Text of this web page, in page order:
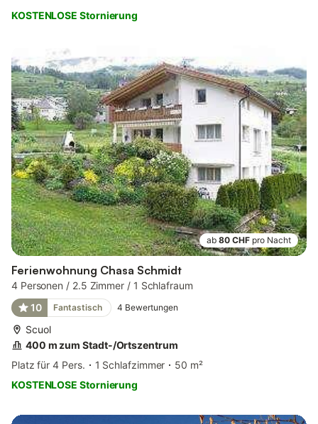
KOSTENLOSE Stornierung
ab 80 CHF pro Nacht
Ferienwohnung Chasa Schmidt
4 Personen / 2.5 Zimmer / 1 Schlafraum
10
Fantastisch 4 Bewertungen
Scuol
400 m zum Stadt-/Ortszentrum
Platz für 4 Pers.
1 Schlafzimmer
50 m²
KOSTENLOSE Stornierung